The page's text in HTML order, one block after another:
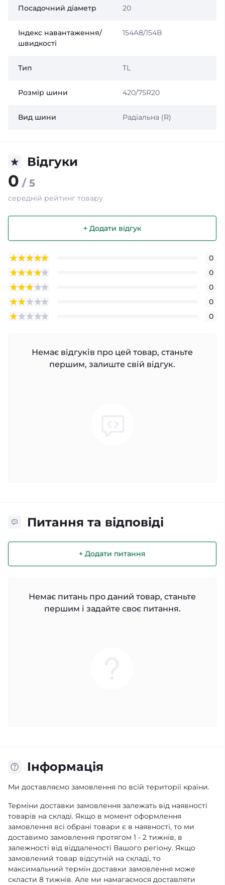
Посадочний діаметр 20
Індекс навантаження/
швидкості
154A8/154B
Тип TL
Розмір шини 420/75R20
Вид шини Радіальна (R)
Відгуки
0 / 5
середній рейтинг товару
+ Додати відгук
0
0
0
0
0
Немає відгуків про цей товар, станьте
першим, залиште свій відгук.
Питання та відповіді
+ Додати питання
Немає питань про даний товар, станьте
першим і задайте своє питання.
Iнформація
Ми доставляємо замовлення по всій території країни.
Терміни доставки замовлення залежать від наявності
товарів на складі. Якщо в момент оформлення
замовлення всі обрані товари є в наявності, то ми
доставимо замовлення протягом 1 - 2 тижнів, в
залежності від віддаленості Вашого регіону. Якщо
замовлений товар відсутній на складі, то
максимальний термін доставки замовлення може
скласти 8 тижнів. Але ми намагаємося доставляти